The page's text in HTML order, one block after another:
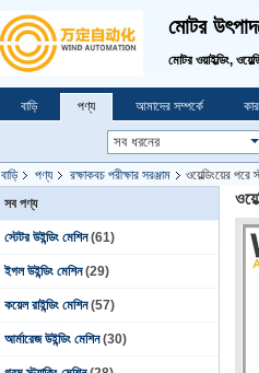
মোটর
মোটর ওয়াইল্ডিং,
বাড়ি পণ্য আমাদের সম্পর্কে
বাড়ি পণ্য রক্ষাকবচ পরীক্ষার সরঞ্জাম
ওয়েল্ডিংয়ের পরে
সব পণ্য
স্টেটর উইন্ডিং মেশিন (61)
ইগল উইন্ডিং মেশিন (29)
কয়েল রাইন্ডিং মেশিন (57)
আর্মারেজ উইন্ডিং মেশিন (30)